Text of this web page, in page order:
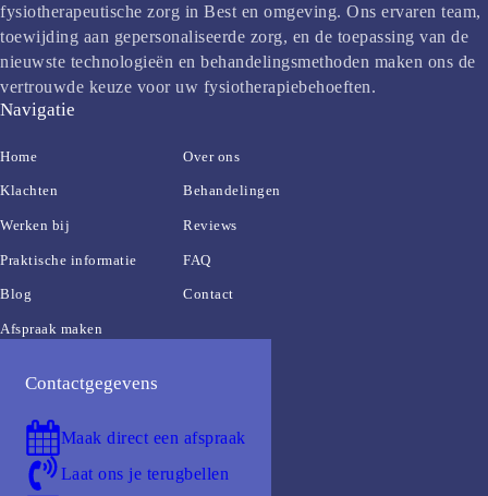
fysiotherapeutische zorg in Best en omgeving. Ons ervaren team,
toewijding aan gepersonaliseerde zorg, en de toepassing van de
nieuwste technologieën en behandelingsmethoden maken ons de
vertrouwde keuze voor uw fysiotherapiebehoeften.
Navigatie
Home Over ons
Klachten Behandelingen
Werken bij Reviews
Praktische informatie FAQ
Blog Contact
Afspraak maken
Contactgegevens
Maak direct een afspraak
Laat ons je terugbellen